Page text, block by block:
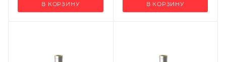
В КОРЗИНУ В КОРЗИНУ